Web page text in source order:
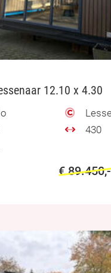
12.10 x 4.30
430
€